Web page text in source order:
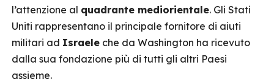
l’attenzione al quadrante mediorientale. Gli Stati
Uniti rappresentano il principale fornitore di aiuti
militari ad Israele che da Washington ha ricevuto
dalla sua fondazione più di tutti gli altri Paesi
assieme.